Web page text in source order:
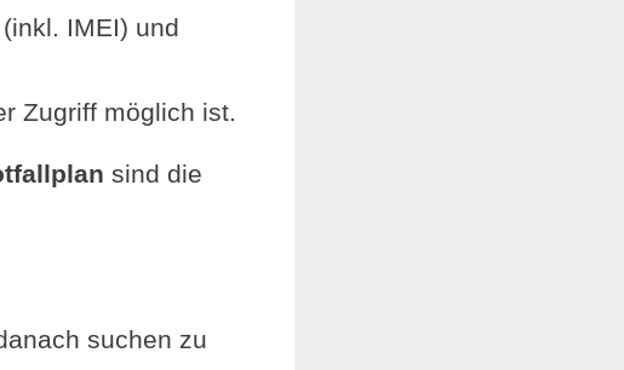
IMEI) und
Zugriff möglich ist.
sind die
suchen zu